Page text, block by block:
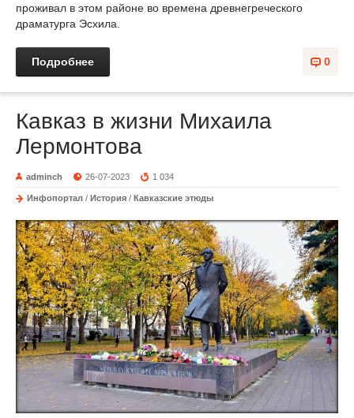
проживал в этом районе во времена древнегреческого
драматурга Эсхила.
0
Подробнее
Кавказ в жизни Михаила
Лермонтова
adminch 26-07-2023 1 034
Инфопортал / История / Кавказские этюды